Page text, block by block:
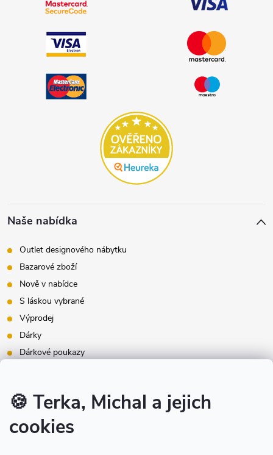
🍪 Terka, Michal a jejich
cookies
Naše nabídka
Outlet designového nábytku
Bazarové zboží
Nově v nabídce
S láskou vybrané
Výprodej
Dárky
Dárkové poukazy
Instagram